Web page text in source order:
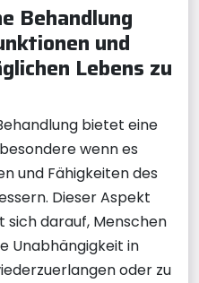
Behandlung
und
Lebens zu
bietet eine
wenn es
und Fähigkeiten des
Dieser Aspekt
darauf, Menschen
Unabhängigkeit in
oder zu